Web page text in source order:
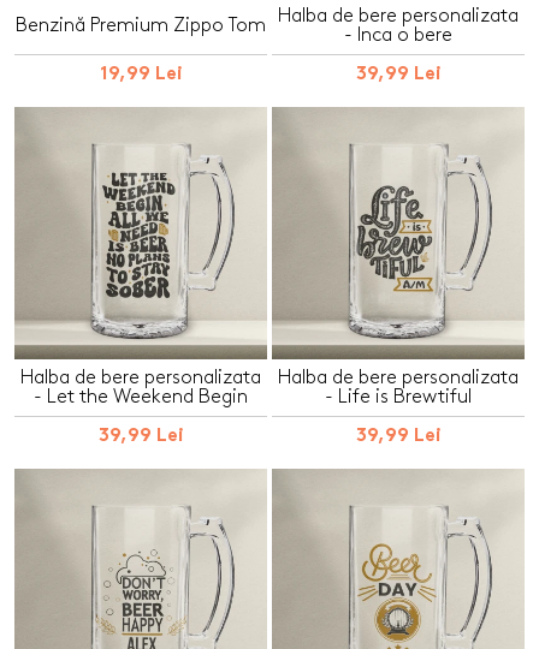
Benzină Premium Zippo Tom
19,99 Lei
Halba de bere personalizata
- Inca o bere
39,99 Lei
Halba de bere personalizata
- Let the Weekend Begin
39,99 Lei
Halba de bere personalizata
- Life is Brewtiful
39,99 Lei